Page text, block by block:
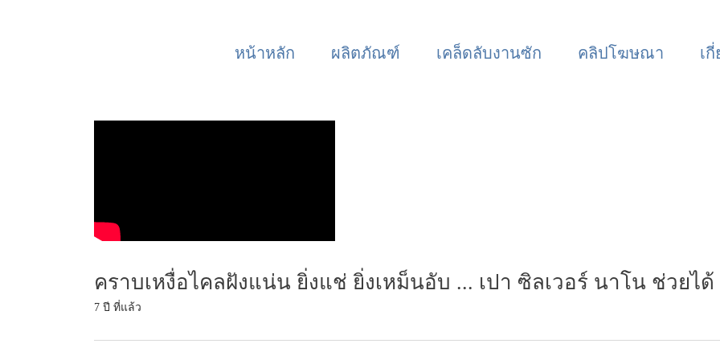
หน้าหลัก ผลิตภัณฑ์ เคล็ดลับงานซัก คลิปโฆษณา เ
คราบเหงื่อไคลฝังแน่น ยิ่งแช่ ยิ่งเหม็นอับ ... เปา ซิลเวอร์ นาโน ช่วยได้
7 ปี ที่แล้ว